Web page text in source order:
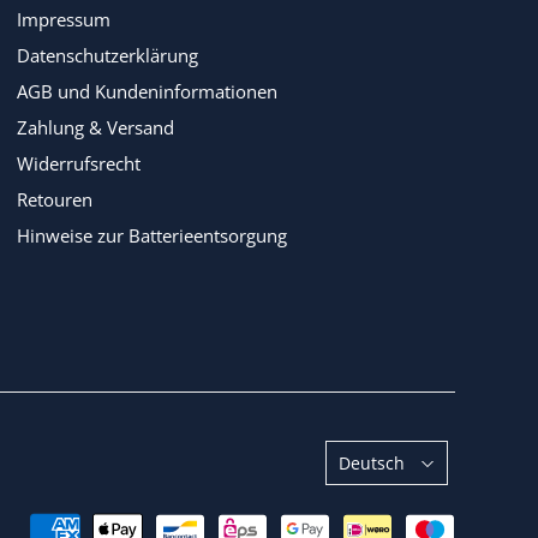
Impressum
Datenschutzerklärung
AGB und Kundeninformationen
Zahlung & Versand
Widerrufsrecht
Retouren
Hinweise zur Batterieentsorgung
Sprache
Deutsch